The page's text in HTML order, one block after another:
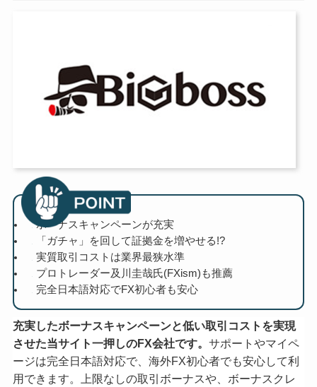
ボーナスキャンペーンが充実
「ガチャ」を回して証拠金を増やせる!?
実質取引コストは業界最狭水準
プロトレーダー及川圭哉氏(FXism)も推薦
完全日本語対応でFX初心者も安心
充実したボーナスキャンペーンと低い取引コストを実現
させた当サイト一押しのFX会社です。 サポートやマイペ
ージは完全日本語対応で、海外FX初心者でも安心して利
用できます。上限なしの取引ボーナスや、ボーナスクレ